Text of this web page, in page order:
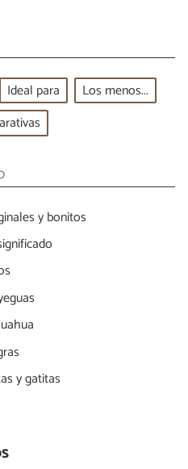
Ideal para
Los menos...
y bonitos
y gatitas